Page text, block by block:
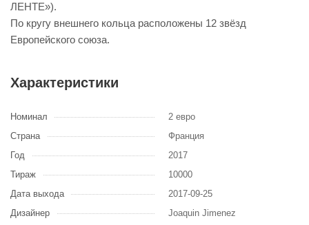
ЛЕНТЕ»).
По кругу внешнего кольца расположены 12 звёзд
Европейского союза.
Характеристики
Номинал
2 евро
Страна
Франция
Год
2017
Тираж
10000
Дата выхода
2017-09-25
Дизайнер
Joaquin Jimenez